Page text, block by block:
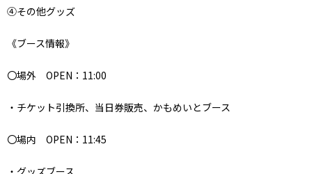
④その他グッズ
《ブース情報》
〇場外 OPEN：11:00
・チケット引換所、当日券販売、かもめいとブース
〇場内 OPEN：11:45